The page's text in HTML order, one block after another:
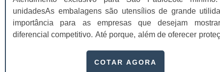
unidadesAs embalagens são utensílios de grande
importância para as empresas que desejam
diferencial competitivo. Até porque, além de oferecer
consumidor, produto e marca. Por esse motivo, na
COTAR AGORA